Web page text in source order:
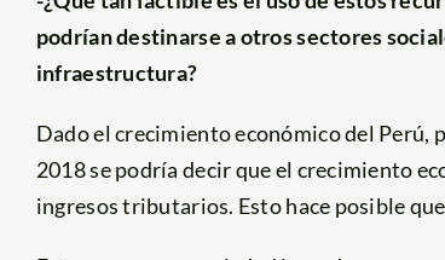
podrían destinarse a otros sectores
infraestructura?
Dado el crecimiento económico del
2018 se podría decir que el crecimiento
ingresos tributarios. Esto hace posible